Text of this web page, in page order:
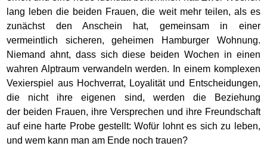
lang leben die beiden Frauen, die weit mehr teilen, als es
zunächst den Anschein hat, gemeinsam in einer
vermeintlich sicheren, geheimen Hamburger Wohnung.
Niemand ahnt, dass sich diese beiden Wochen in einen
wahren Alptraum verwandeln werden. In einem komplexen
Vexierspiel aus Hochverrat, Loyalität und Entscheidungen,
die nicht ihre eigenen sind, werden die Beziehung
der beiden Frauen, ihre Versprechen und ihre Freundschaft
auf eine harte Probe gestellt: Wofür lohnt es sich zu leben,
und wem kann man am Ende noch trauen?